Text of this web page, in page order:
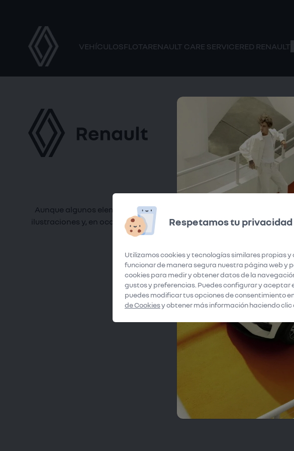
VEHÍCULOSFLOTARENAULT CARE SERVICERED RENAULT
Aunque algunos elementos de contenido de nuestras páginas
ilustraciones y, en ocasiones, personajes—, los vehículos de
y precisa. Copyright © Renault Venezuela,
Respetamos tu privacidad
Utilizamos cookies y tecnologías similares propias
funcionar de manera segura nuestra página web y
cookies para medir y obtener datos de la
gustos y preferencias. Puedes configurar y aceptar
puedes modificar tus opciones de consentimiento
de Cookiesy obtener más información haciendo clic